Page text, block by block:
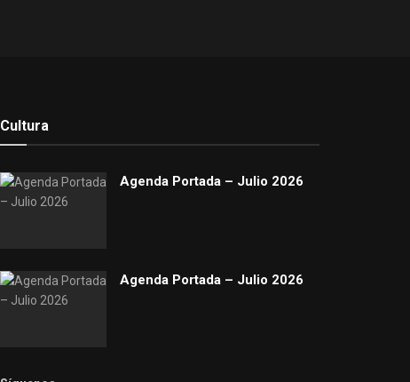
Cultura
Agenda Portada – Julio 2026
Agenda Portada – Julio 2026